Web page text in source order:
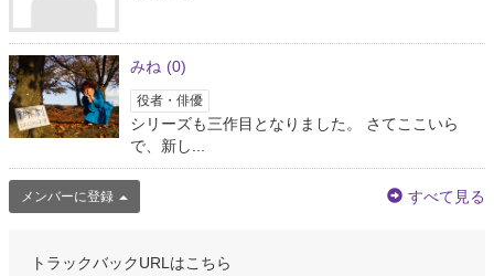
みね (0)
役者・俳優
シリーズも三作目となりました。 さてここいら
で、新し...
メンバーに登録 すべて見る
トラックバックURLはこちら